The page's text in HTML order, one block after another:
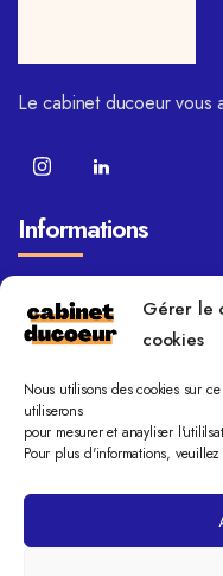
Gérer le
cookies
Nous utilisons des cookies sur
utiliserons
pour mesurer et anayliser
Pour plus d'informations,
Le cabinet ducoeur vous
Informations
Blog
Mentions légales
Politique de cookies
Contact
25 rue des